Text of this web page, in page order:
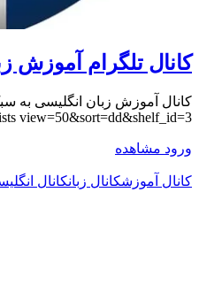
کانال تلگرام آموزش
view=50&sort=dd&shelf_id=3
ورود مشاهده
کانال آموزشکانال زبانکانال